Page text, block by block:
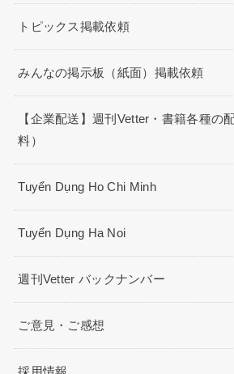
トピックス掲載依頼
みんなの掲示板（紙面）掲載依頼
【企業配送】週刊Vetter・書籍各種の
料）
Tuyển Dụng Ho Chi Minh
Tuyển Dụng Ha Noi
週刊Vetter バックナンバー
ご意見・ご感想
採用情報